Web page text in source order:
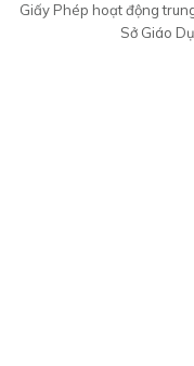
Giấy Phép hoạt động
Sở Giáo